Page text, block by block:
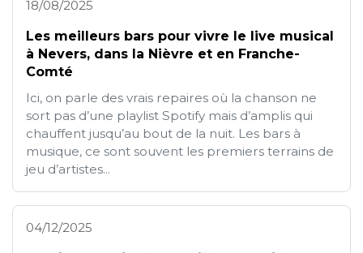
18/08/2025
Les meilleurs bars pour vivre le live musical
à Nevers, dans la Nièvre et en Franche-
Comté
Ici, on parle des vrais repaires où la chanson ne
sort pas d’une playlist Spotify mais d’amplis qui
chauffent jusqu’au bout de la nuit. Les bars à
musique, ce sont souvent les premiers terrains de
jeu d’artistes...
04/12/2025